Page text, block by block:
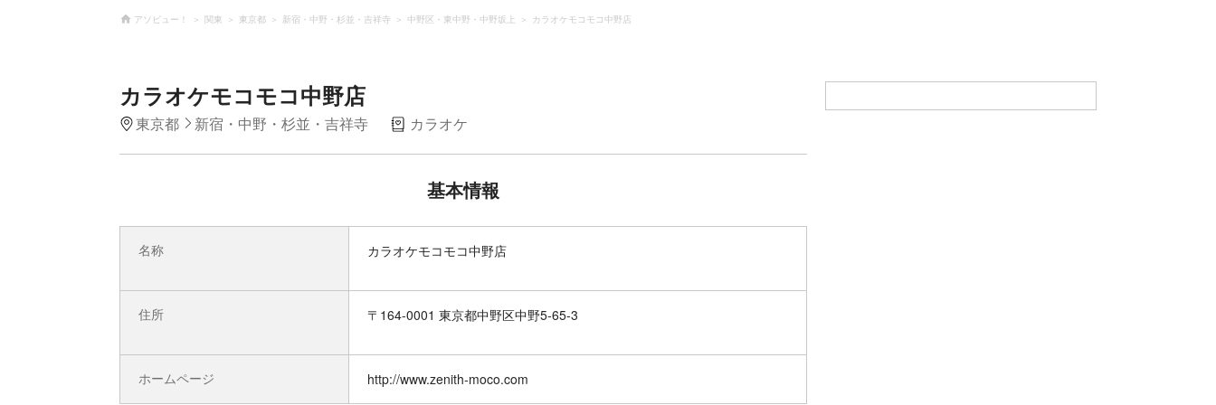
アソビュー！ 関東 東京都 新宿・中野・杉並・吉祥寺 中野区・東中野・中野坂上 カラオケモコモコ中野店
カラオケモコモコ中野店
東京都 新宿・中野・杉並・吉祥寺 カラオケ
基本情報
名称 カラオケモコモコ中野店
住所 〒164-0001 東京都中野区中野5-65-3
ホームページ http://www.zenith-moco.com